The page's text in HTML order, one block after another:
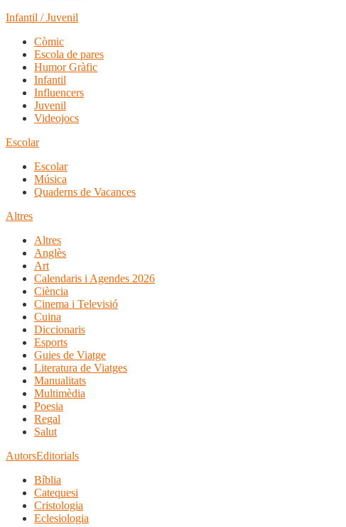
Infantil / Juvenil
Còmic
Escola de pares
Humor Gràfic
Infantil
Influencers
Juvenil
Videojocs
Escolar
Escolar
Música
Quaderns de Vacances
Altres
Altres
Anglès
Art
Calendaris i Agendes 2026
Ciència
Cinema i Televisió
Cuina
Diccionaris
Esports
Guies de Viatge
Literatura de Viatges
Manualitats
Multimèdia
Poesia
Regal
Salut
AutorsEditorials
Bíblia
Catequesi
Cristologia
Eclesiologia